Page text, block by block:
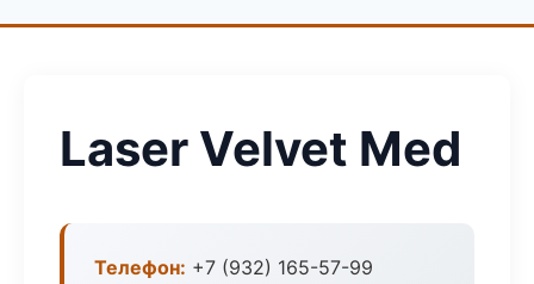
Laser Velvet Med
Телефон: +7 (932) 165-57-99